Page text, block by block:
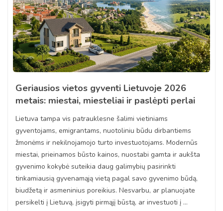
Geriausios vietos gyventi Lietuvoje 2026
metais: miestai, miesteliai ir paslėpti perlai
Lietuva tampa vis patrauklesne šalimi vietiniams
gyventojams, emigrantams, nuotoliniu būdu dirbantiems
žmonėms ir nekilnojamojo turto investuotojams. Modernūs
miestai, prieinamos būsto kainos, nuostabi gamta ir aukšta
gyvenimo kokybė suteikia daug galimybių pasirinkti
tinkamiausią gyvenamąją vietą pagal savo gyvenimo būdą,
biudžetą ir asmeninius poreikius. Nesvarbu, ar planuojate
persikelti į Lietuvą, įsigyti pirmąjį būstą, ar investuoti į ...